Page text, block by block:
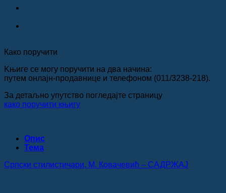
Како поручити
Kњиге се могу поручити на два начина:
путем онлајн-продавнице и телефоном (011/3238-218).
За детаљно упутство погледајте страницу
како поручити књигу
Опис
Teма
Српски стилистичари, М. Ковачевић – САДРЖАЈ